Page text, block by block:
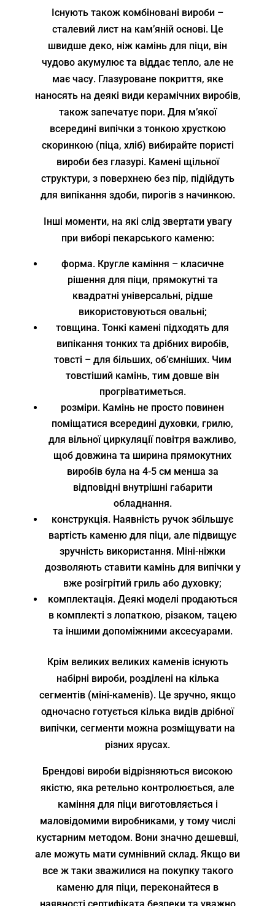
Існують також комбіновані вироби –
сталевий лист на кам’яній основі. Це
швидше деко, ніж камінь для піци, він
чудово акумулює та віддає тепло, але не
має часу. Глазуроване покриття, яке
наносять на деякі види керамічних виробів,
також запечатує пори. Для м’якої
всередині випічки з тонкою хрусткою
скоринкою (піца, хліб) вибирайте пористі
вироби без глазурі. Камені щільної
структури, з поверхнею без пір, підійдуть
для випікання здоби, пирогів з начинкою.
Інші моменти, на які слід звертати увагу
при виборі пекарського каменю:
форма. Кругле каміння – класичне
рішення для піци, прямокутні та
квадратні універсальні, рідше
використовуються овальні;
товщина. Тонкі камені підходять для
випікання тонких та дрібних виробів,
товсті – для більших, об’ємніших. Чим
товстіший камінь, тим довше він
прогріватиметься.
розміри. Камінь не просто повинен
поміщатися всередині духовки, грилю,
для вільної циркуляції повітря важливо,
щоб довжина та ширина прямокутних
виробів була на 4-5 см менша за
відповідні внутрішні габарити
обладнання.
конструкція. Наявність ручок збільшує
вартість каменю для піци, але підвищує
зручність використання. Міні-ніжки
дозволяють ставити камінь для випічки у
вже розігрітий гриль або духовку;
комплектація. Деякі моделі продаються
в комплекті з лопаткою, різаком, тацею
та іншими допоміжними аксесуарами.
Крім великих великих каменів існують
набірні вироби, розділені на кілька
сегментів (міні-каменів). Це зручно, якщо
одночасно готується кілька видів дрібної
випічки, сегменти можна розміщувати на
різних ярусах.
Брендові вироби відрізняються високою
якістю, яка ретельно контролюється, але
каміння для піци виготовляється і
маловідомими виробниками, у тому числі
кустарним методом. Вони значно дешевші,
але можуть мати сумнівний склад. Якщо ви
все ж таки зважилися на покупку такого
каменю для піци, переконайтеся в